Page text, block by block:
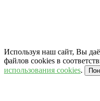
Используя наш сайт, Вы
файлов cookies в
использования cookies.